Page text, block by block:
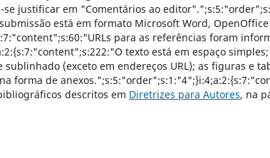
se justificar em "Comentários ao
está em formato Microsoft Word,
para as referências foram
texto está em espaço
(exceto em endereços URL); as figuras e
forma de
descritos em Diretrizes para Autores, na